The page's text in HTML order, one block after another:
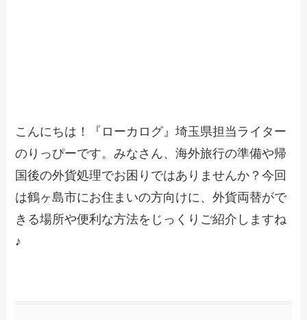
こんにちは！『ローカログ』埼玉県担当ライター
のりっぴーです。みなさん、海外旅行の準備や帰
国後の外貨処理でお困りではありませんか？今回
は鶴ヶ島市にお住まいの方向けに、外貨両替がで
きる場所や便利な方法をじっくりご紹介しますね
♪